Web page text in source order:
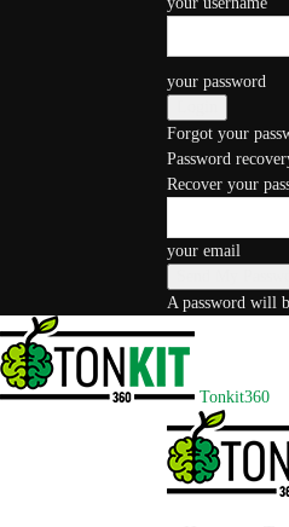
your password
Forgot your
Password
Recover your
your email
A password will
Tonkit360